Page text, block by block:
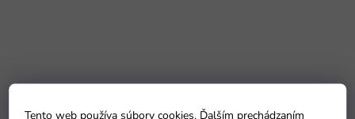
Tento web používa súbory cookies. Ďalším prechádzaním